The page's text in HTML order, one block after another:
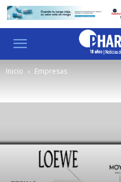
Inicio Empresas